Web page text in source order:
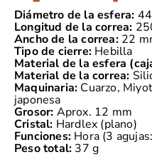
Diámetro de la esfera:
Longitud de la correa:
Ancho de la correa:22
Tipo de cierre: Hebilla
Material de la esfera
Material de la correa:
Maquinaria: Cuarzo,
japonesa
Grosor: Aprox. 12 mm
Cristal: Hardlex (plano)
Funciones: Hora (3
Peso total: 37 g